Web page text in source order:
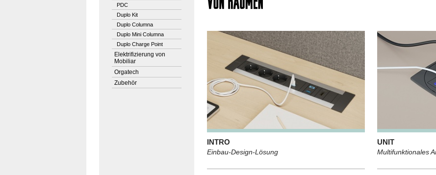
PDC
Duplo Kit
Duplo Columna
Duplo Mini Columna
Duplo Charge Point
Elektrifizierung von
Mobiliar
Orgatech
Zubehör
INTRO
Einbau-Design-Lösung
UNIT
Multifunktionales